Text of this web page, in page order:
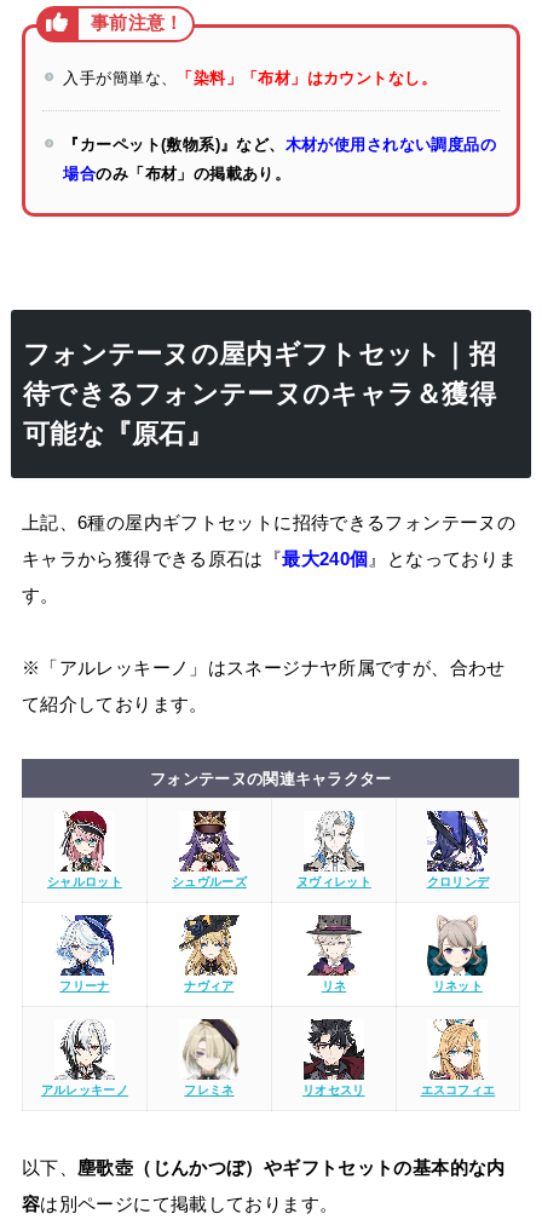
入手が簡単な、 「染料」「布材」はカウントなし。
『カーペット(敷物系)』など、 木材が使用されない調度品の
場合のみ「布材」の掲載あり。
フォンテーヌの屋内ギフトセット｜招
待できるフォンテーヌのキャラ＆獲得
可能な『原石』
上記、6種の屋内ギフトセットに招待できるフォンテーヌの
キャラから獲得できる原石は『最大240個 』となっておりま
す。
※「アルレッキーノ」はスネージナヤ所属ですが、合わせ
て紹介しております。
フォンテーヌの関連キャラクター
シャルロット シュヴルーズ ヌヴィレット クロリンデ
フリーナ ナヴィア リネ リネット
アルレッキーノ フレミネ リオセスリ エスコフィエ
以下、 塵歌壺（じんかつぼ）やギフトセットの基本的な内
容は別ページにて掲載しております。